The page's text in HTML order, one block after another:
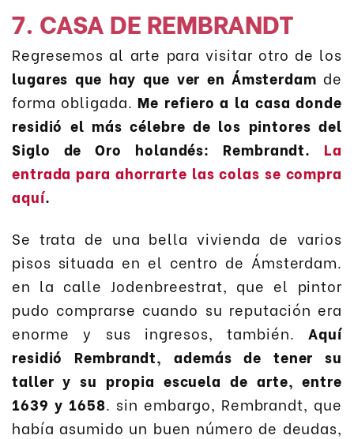
7. CASA DE REMBRANDT
Regresemos al arte para visitar otro de los
lugares que hay que ver en Ámsterdam de
forma obligada. Me refiero a la casa donde
residió el más célebre de los pintores del
Siglo de Oro holandés: Rembrandt. La
entrada para ahorrarte las colas se compra
aquí.
Se trata de una bella vivienda de varios
pisos situada en el centro de Ámsterdam.
en la calle Jodenbreestrat, que el pintor
pudo comprarse cuando su reputación era
enorme y sus ingresos, también.Aquí
residió Rembrandt, además de tener su
taller y su propia escuela de arte, entre
1639 y 1658. sin embargo, Rembrandt, que
había asumido un buen número de deudas,